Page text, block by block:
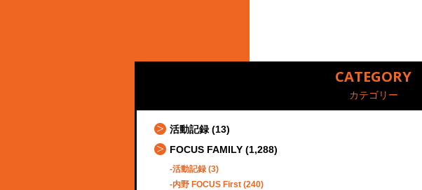
CATEGORY
カテゴリー
活動記録 (13)
FOCUS FAMILY (1,288)
活動記録 (3)
内野 FOCUS First (240)